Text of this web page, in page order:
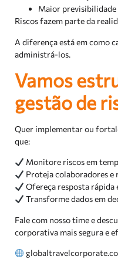
Maior previsibilidade
Riscos fazem parte da
A diferença está em como
administrá-los.
Vamos
gestão de
Quer implementar ou
que:
Monitore riscos em
Proteja colaboradores e
Ofereça resposta rápida
Transforme dados em
Fale com nosso time e
corporativa mais segura e